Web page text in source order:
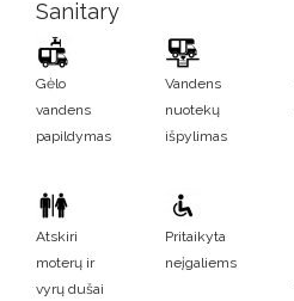
Sanitary
Gėlo
vandens
papildymas
Vandens
nuotekų
išpylimas
Atskiri
moterų ir
vyrų dušai
Pritaikyta
neįgaliems